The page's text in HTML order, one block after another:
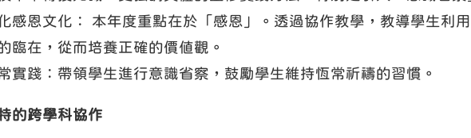
感恩文化： 本年度重點在於「感恩」。透過協作教學，教導學生利
臨在，從而培養正確的價值觀。
實踐：帶領學生進行意識省察，鼓勵學生維持恆常祈禱的習慣。
的跨學科協作